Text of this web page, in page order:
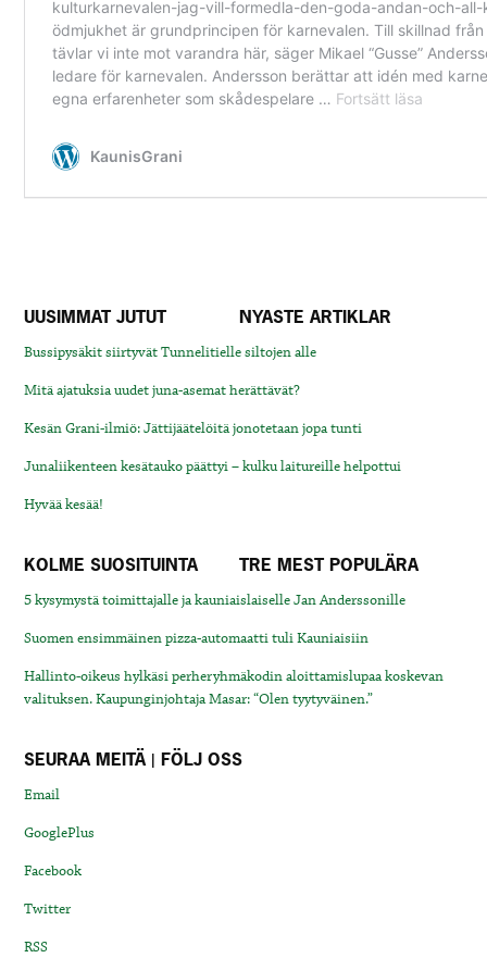
UUSIMMAT JUTUT NYASTE ARTIKLAR
Bussipysäkit siirtyvät Tunnelitielle siltojen alle
Mitä ajatuksia uudet juna-asemat herättävät?
Kesän Grani-ilmiö: Jättijäätelöitä jonotetaan jopa tunti
Junaliikenteen kesätauko päättyi – kulku laitureille helpottui
Hyvää kesää!
KOLME SUOSITUINTA TRE MEST POPULÄRA
5 kysymystä toimittajalle ja kauniaislaiselle Jan Anderssonille
Suomen ensimmäinen pizza-automaatti tuli Kauniaisiin
Hallinto-oikeus hylkäsi perheryhmäkodin aloittamislupaa koskevan
valituksen. Kaupunginjohtaja Masar: “Olen tyytyväinen.”
SEURAA MEITÄ | FÖLJ OSS
Email
GooglePlus
Facebook
Twitter
RSS